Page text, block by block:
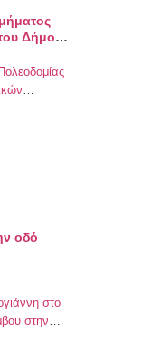
Δήμου
οδό
στο
στην